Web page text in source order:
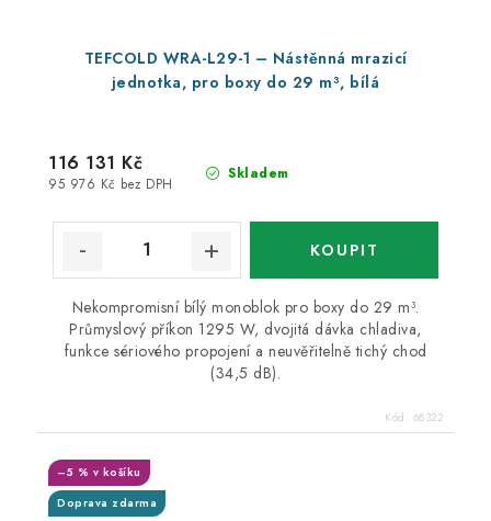
TEFCOLD WRA-L29-1 – Nástěnná mrazicí
jednotka, pro boxy do 29 m³, bílá
Skladem
95 976 Kč bez DPH
116 131 Kč
Nekompromisní bílý monoblok pro boxy do 29 m³.
Průmyslový příkon 1295 W, dvojitá dávka chladiva,
funkce sériového propojení a neuvěřitelně tichý chod
(34,5 dB).
Kód: 68322
Doprava zdarma
–5 % v košíku